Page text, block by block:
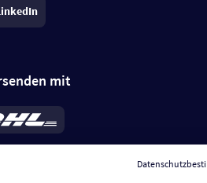
mit
6,95 €; bei Kühlware zzgl. 0,99 €
insgesamt 7,94 €. Lieferzeit3-